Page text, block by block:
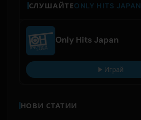
СЛУШАЙТЕONLY HITS JAPAN
Only Hits Japan
Играй
НОВИ СТАТИИ